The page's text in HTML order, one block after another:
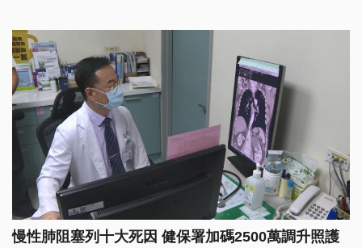
慢性肺阻塞列十大死因 健保署加碼2500萬調升照護